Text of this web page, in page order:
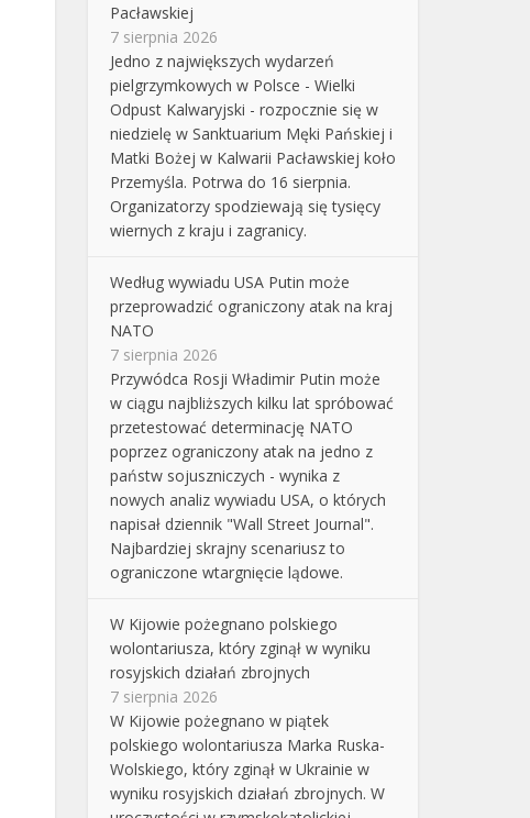
Pacławskiej
7 sierpnia 2026
Jedno z największych wydarzeń
pielgrzymkowych w Polsce - Wielki
Odpust Kalwaryjski - rozpocznie się w
niedzielę w Sanktuarium Męki Pańskiej i
Matki Bożej w Kalwarii Pacławskiej koło
Przemyśla. Potrwa do 16 sierpnia.
Organizatorzy spodziewają się tysięcy
wiernych z kraju i zagranicy.
Według wywiadu USA Putin może
przeprowadzić ograniczony atak na kraj
NATO
7 sierpnia 2026
Przywódca Rosji Władimir Putin może
w ciągu najbliższych kilku lat spróbować
przetestować determinację NATO
poprzez ograniczony atak na jedno z
państw sojuszniczych - wynika z
nowych analiz wywiadu USA, o których
napisał dziennik "Wall Street Journal".
Najbardziej skrajny scenariusz to
ograniczone wtargnięcie lądowe.
W Kijowie pożegnano polskiego
wolontariusza, który zginął w wyniku
rosyjskich działań zbrojnych
7 sierpnia 2026
W Kijowie pożegnano w piątek
polskiego wolontariusza Marka Ruska-
Wolskiego, który zginął w Ukrainie w
wyniku rosyjskich działań zbrojnych. W